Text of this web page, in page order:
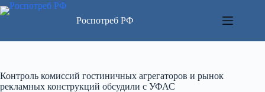
Перейти
к
Роспотреб РФ
Контроль комиссий гостиничных агрегаторов и рынок
рекламных конструкций обсудили с УФАС